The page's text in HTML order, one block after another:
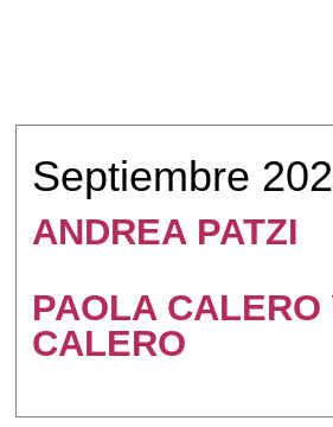
Septiembre
ANDREA PATZI
PAOLA CALERO
CALERO